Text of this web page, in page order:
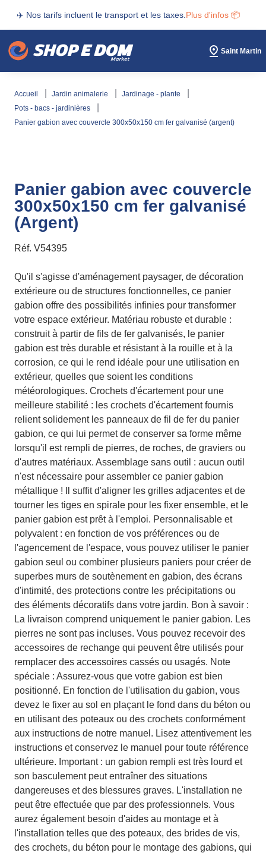
✈️ Nos tarifs incluent le transport et les taxes. Plus d'infos 📦
Saint Martin
accueil jardin animalerie
jardinage - plante
pots - bacs - jardinières
panier gabion avec couvercle 300x50x150 cm fer galvanisé (argent)
Panier gabion avec couvercle
300x50x150 cm fer galvanisé
(Argent)
Réf. V54395
Qu'il s'agisse d'aménagement paysager, de décoration
extérieure ou de structures fonctionnelles, ce panier
gabion offre des possibilités infinies pour transformer
votre espace extérieur. Matériau robuste et durable :
construit à partir de fils de fer galvanisés, le panier
gabion est très durable et résistant à la rouille et à la
corrosion, ce qui le rend idéale pour une utilisation en
extérieur, quelles que soient les conditions
météorologiques. Crochets d'écartement pour une
meilleure stabilité : les crochets d'écartement fournis
relient solidement les panneaux de fil de fer du panier
gabion, ce qui lui permet de conserver sa forme même
lorsqu'il est rempli de pierres, de roches, de graviers ou
d'autres matériaux. Assemblage sans outil : aucun outil
n'est nécessaire pour assembler ce panier gabion
métallique ! Il suffit d'aligner les grilles adjacentes et de
tourner les tiges en spirale pour les fixer ensemble, et le
panier gabion est prêt à l'emploi. Personnalisable et
polyvalent : en fonction de vos préférences ou de
l'agencement de l'espace, vous pouvez utiliser le panier
gabion seul ou combiner plusieurs paniers pour créer de
superbes murs de soutènement en gabion, des écrans
d'intimité, des protections contre les précipitations ou
des éléments décoratifs dans votre jardin. Bon à savoir :
La livraison comprend uniquement le panier gabion. Les
pierres ne sont pas incluses. Vous pouvez recevoir des
accessoires de rechange qui peuvent être utilisés pour
remplacer des accessoires cassés ou usagés. Note
spéciale : Assurez-vous que votre gabion est bien
positionné. En fonction de l'utilisation du gabion, vous
devez le fixer au sol en plaçant le fond dans du béton ou
en utilisant des poteaux ou des crochets conformément
aux instructions de notre manuel. Lisez attentivement les
instructions et conservez le manuel pour toute référence
ultérieure. Important : un gabion rempli est très lourd et
son basculement peut entraîner des situations
dangereuses et des blessures graves. L'installation ne
peut être effectuée que par des professionnels. Vous
aurez également besoin d'aides au montage et à
l'installation telles que des poteaux, des brides de vis,
des crochets, du béton pour le montage des gabions, qui